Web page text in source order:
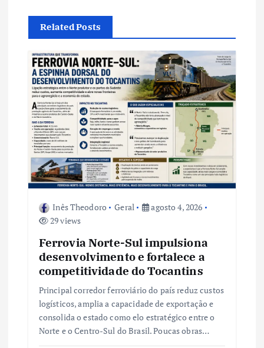
ç
ã
o
d
e
P
o
Related Posts
Inês Theodoro Geral
agosto 4, 2026
29 views
Ferrovia Norte-Sul impulsiona
desenvolvimento e fortalece a
competitividade do Tocantins
Principal corredor ferroviário do país reduz custos
logísticos, amplia a capacidade de exportação e
consolida o estado como elo estratégico entre o
Norte e o Centro-Sul do Brasil. Poucas obras…